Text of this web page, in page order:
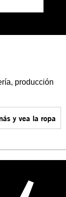
producción
y vea la ropa